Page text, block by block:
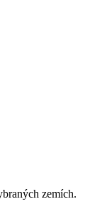
zemích.